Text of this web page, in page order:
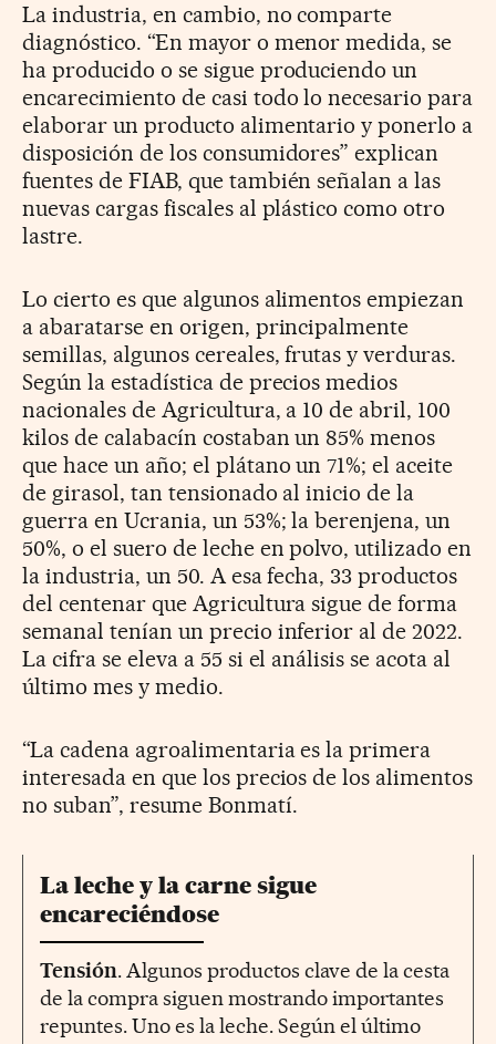
La industria, en cambio, no comparte
diagnóstico. “En mayor o menor medida, se
ha producido o se sigue produciendo un
encarecimiento de casi todo lo necesario para
elaborar un producto alimentario y ponerlo a
disposición de los consumidores” explican
fuentes de FIAB, que también señalan a las
nuevas cargas fiscales al plástico como otro
lastre.
Lo cierto es que algunos alimentos empiezan
a abaratarse en origen, principalmente
semillas, algunos cereales, frutas y verduras.
Según la estadística de precios medios
nacionales de Agricultura, a 10 de abril, 100
kilos de calabacín costaban un 85% menos
que hace un año; el plátano un 71%; el aceite
de girasol, tan tensionado al inicio de la
guerra en Ucrania, un 53%; la berenjena, un
50%, o el suero de leche en polvo, utilizado en
la industria, un 50. A esa fecha, 33 productos
del centenar que Agricultura sigue de forma
semanal tenían un precio inferior al de 2022.
La cifra se eleva a 55 si el análisis se acota al
último mes y medio.
“La cadena agroalimentaria es la primera
interesada en que los precios de los alimentos
no suban”, resume Bonmatí.
La leche y la carne sigue
encareciéndose
Tensión. Algunos productos clave de la cesta
de la compra siguen mostrando importantes
repuntes. Uno es la leche. Según el último